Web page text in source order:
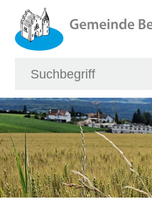
Navigieren in Bellikon
Schnellnavigation